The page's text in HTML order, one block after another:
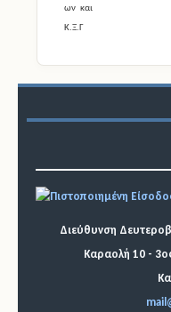
Διεύθυνση
Καραολή 10 -